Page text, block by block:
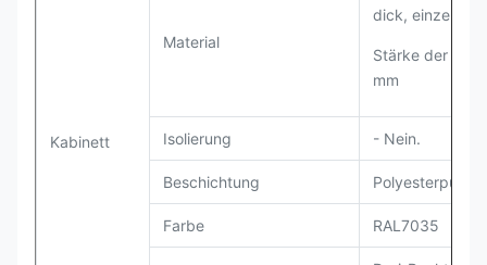
Kabinett
Material
dick, einzelne
Stärke der
mm
Isolierung - Nein.
Beschichtung
Farbe RAL7035